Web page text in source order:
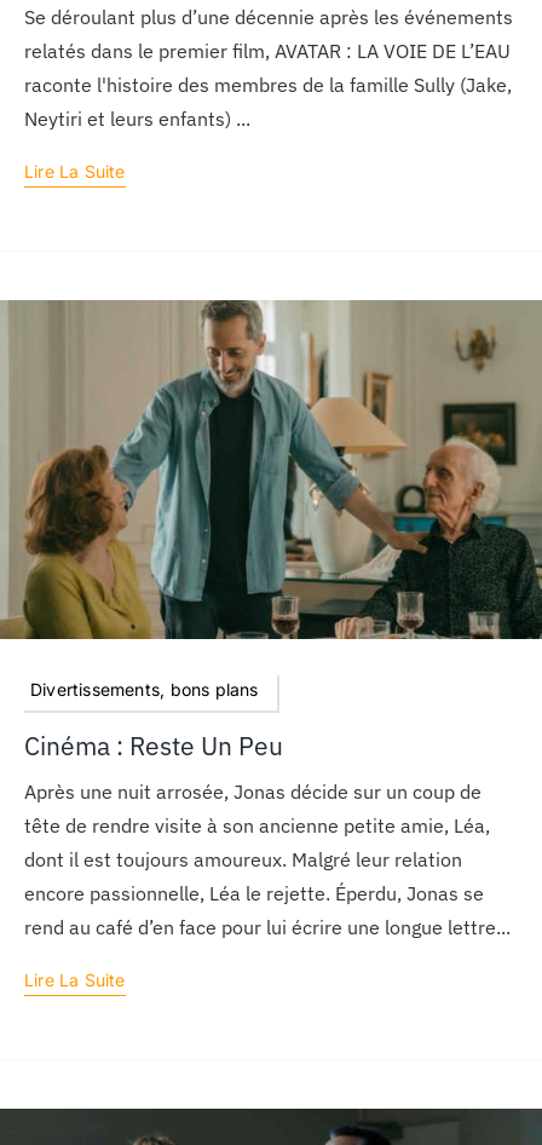
Se déroulant plus d’une décennie après les événements
relatés dans le premier film, AVATAR : LA VOIE DE L’EAU
raconte l'histoire des membres de la famille Sully (Jake,
Neytiri et leurs enfants) ...
Lire La Suite
Divertissements, bons plans
Cinéma : Reste Un Peu
Après une nuit arrosée, Jonas décide sur un coup de
tête de rendre visite à son ancienne petite amie, Léa,
dont il est toujours amoureux. Malgré leur relation
encore passionnelle, Léa le rejette. Éperdu, Jonas se
rend au café d’en face pour lui écrire une longue lettre...
Lire La Suite